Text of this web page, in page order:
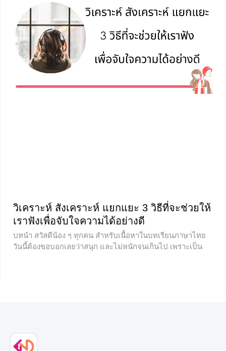
แสดงออกถึงความรู้สึกนึกคิด ความเห็น ความเข้าใจของผู้เขียน
มีรูปแบบและวิธีการเขียนที่มีแบบแผน เพื่อถ่ายทอดความคิด
ออกมาเป็นตัวอักษรให้น่าอ่าน และยังเป็นพื้นฐานของการเขียน
ต่าง ๆ ไม่ว่าจะเป็นบทความหรือนวนิยายอีกด้วย โดยประเภท
ของการเขียนเรียงความมีดังนี้ 1. เรื่องที่เขียนเพื่อความรู้ 2.
เรื่องที่เขียนเพื่อความเข้าใจ
วิเคราะห์ สังเคราะห์ แยกแยะ 3 วิธีที่จะช่วยให้
เราฟังเพื่อจับใจความได้อย่างดี
บทนำ สวัสดีน้อง ๆ ทุกคน สำหรับเนื้อหาในบทเรียนภาษาไทย
วันนี้ต้องขอบอกเลยว่าสนุก และไม่หนักจนเกินไป เพราะเป็น
ของมนุษย์อีกอย่างหนึ่งที่ใช้ในการสื่อสาร มนุษย์ใช้กระบวนการ
รับรู้เสียงต่าง ๆ ผ่านหู และใช้สมองในการแปลความหมาย ซึ่ง